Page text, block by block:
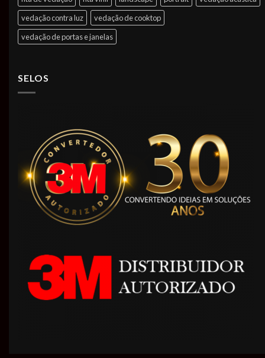
vedação contra luz
vedação de cooktop
vedação de portas e janelas
SELOS